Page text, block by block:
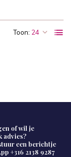
Toon:
of wil je
advies?
een berichtje
+316 2138 9287